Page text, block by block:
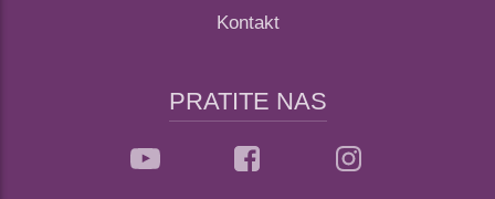
Kontakt
PRATITE NAS